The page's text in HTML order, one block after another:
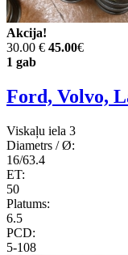
Akcija!
30.00 € 45.00€
1 gab
Ford, Volvo,
Viskaļu iela 3
Diametrs / Ø:
16/63.4
ET:
50
Platums:
6.5
PCD:
5-108